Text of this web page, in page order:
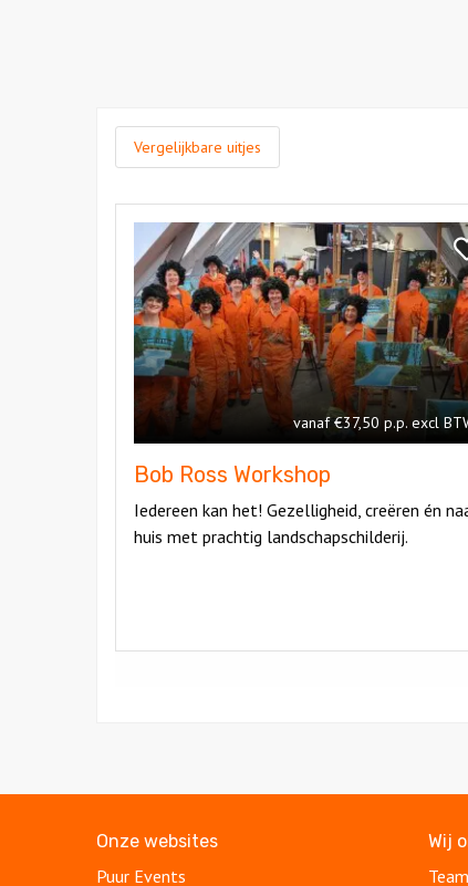
Vergelijkbare uitjes
vanaf €37,50 p.p. excl
Bob Ross Workshop
Iedereen kan het! Gezelligheid, creëren én
huis met prachtig landschapschilderij.
Bekijk
Ross
Workshop
Onze websites
Puur Events
Wij